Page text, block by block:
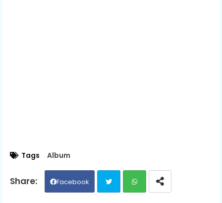
Tags Album
Facebook